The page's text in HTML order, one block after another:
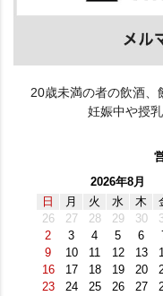
20歳未満の者の飲酒、
妊娠中や授
2026年8月
日
月 火 水 木
26
27 28 29 30
2
3 4 5 6
9
10 11 12 13
16
17 18 19 20
23
24 25 26 27